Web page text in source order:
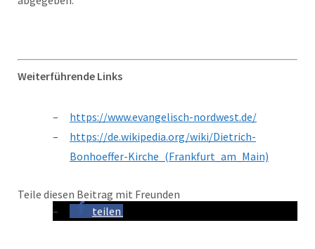
Weiterführende Links
https://www.evangelisch-nordwest.de/
https://de.wikipedia.org/wiki/Dietrich-
Bonhoeffer-Kirche_(Frankfurt_am_Main)
Teile diesen Beitrag mit Freunden
teilen